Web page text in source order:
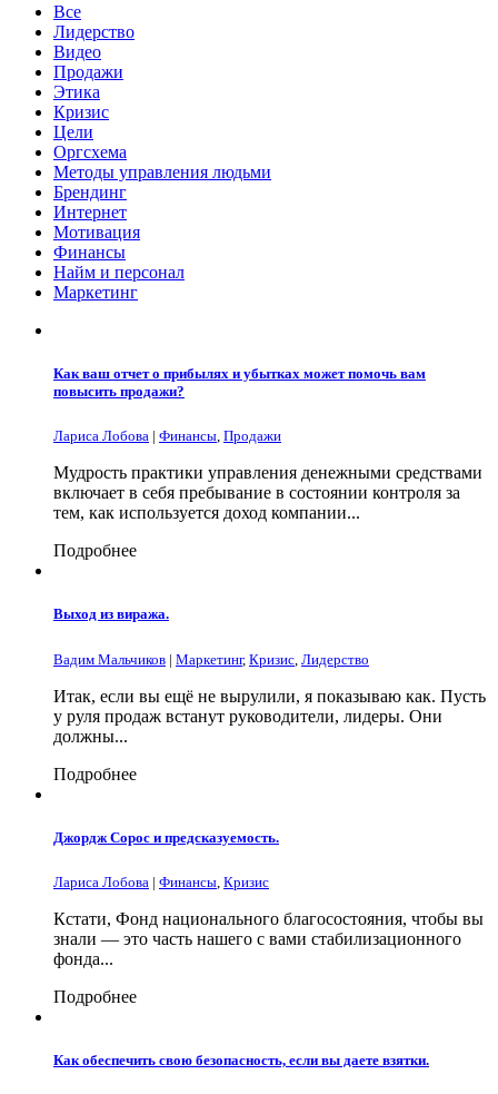
Все
Лидерство
Видео
Продажи
Этика
Кризис
Цели
Оргсхема
Методы управления людьми
Брендинг
Интернет
Мотивация
Финансы
Найм и персонал
Маркетинг
Как ваш отчет о прибылях и убытках может помочь вам
повысить продажи?
Лариса Лобова | Финансы, Продажи
Мудрость практики управления денежными средствами
включает в себя пребывание в состоянии контроля за
тем, как используется доход компании...
Подробнее
Выход из виража.
Вадим Мальчиков | Маркетинг, Кризис Лидерство
Итак, если вы ещё не вырулили, я показываю как. Пусть
у руля продаж встанут руководители, лидеры. Они
должны...
Подробнее
Джордж Сорос и предсказуемость.
Лариса Лобова | Финансы Кризис
Кстати, Фонд национального благосостояния, чтобы вы
знали — это часть нашего с вами стабилизационного
фонда...
Подробнее
Как обеспечить свою безопасность, если вы даете взятки.